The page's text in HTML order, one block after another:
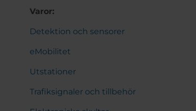
Varor:
Detektion och sensorer
eMobilitet
Utstationer
Trafiksignaler och tillbehör